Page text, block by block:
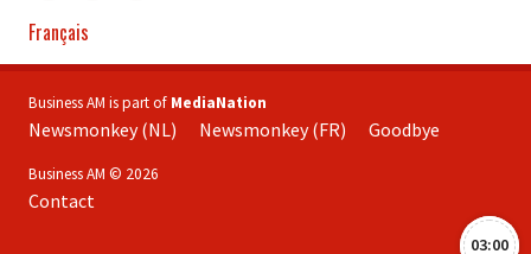
03:00
Français
Business AM is part of MediaNation
Newsmonkey (NL) Newsmonkey (FR) Goodbye
Business AM © 2026
Contact